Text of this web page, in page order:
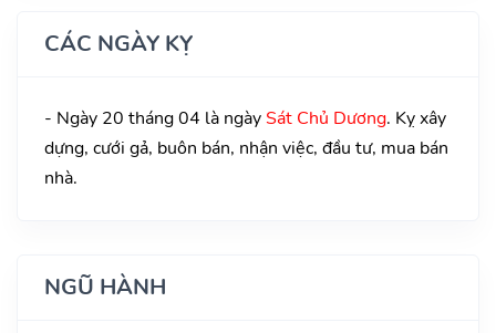
CÁC NGÀY KỴ
- Ngày 20 tháng 04 là ngàySát Chủ Dương. Kỵ xây
dựng, cưới gả, buôn bán, nhận việc, đầu tư, mua bán
nhà.
NGŨ HÀNH